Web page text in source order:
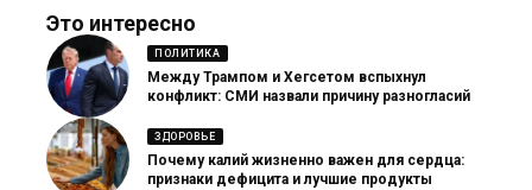
Это интересно
ПОЛИТИКА
Между Трампом и Хегсетом вспыхнул
конфликт: СМИ назвали причину разногласий
ЗДОРОВЬЕ
Почему калий жизненно важен для сердца:
признаки дефицита и лучшие продукты